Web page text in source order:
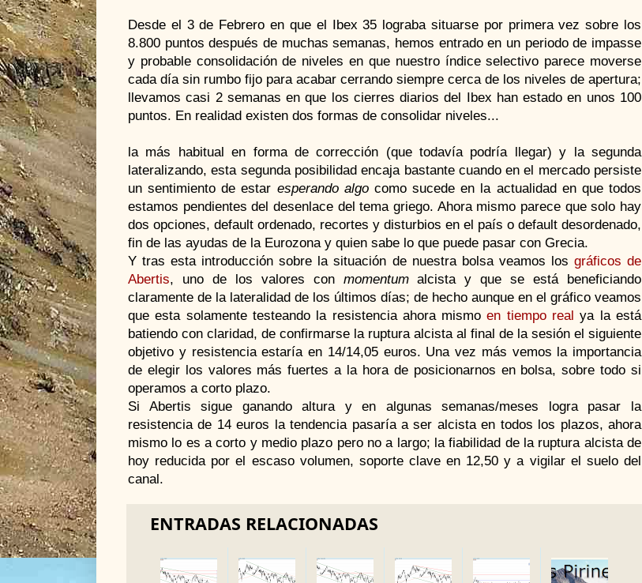
Desde el 3 de Febrero en que el Ibex 35 lograba situarse por primera vez sobre los
8.800 puntos después de muchas semanas, hemos entrado en un periodo de impasse
y probable consolidación de niveles en que nuestro índice selectivo parece moverse
cada día sin rumbo fijo para acabar cerrando siempre cerca de los niveles de apertura;
llevamos casi 2 semanas en que los cierres diarios del Ibex han estado en unos 100
puntos. En realidad existen dos formas de consolidar niveles...
la más habitual en forma de corrección (que todavía podría llegar) y la segunda
lateralizando, esta segunda posibilidad encaja bastante cuando en el mercado persiste
un sentimiento de estar esperando algocomo sucede en la actualidad en que todos
estamos pendientes del desenlace del tema griego. Ahora mismo parece que solo hay
dos opciones, default ordenado, recortes y disturbios en el país o default desordenado,
fin de las ayudas de la Eurozona y quien sabe lo que puede pasar con Grecia.
Y tras esta introducción sobre la situación de nuestra bolsa veamos los gráficos de
Abertis, uno de los valores con momentumalcista y que se está beneficiando
claramente de la lateralidad de los últimos días; de hecho aunque en el gráfico veamos
que esta solamente testeando la resistencia ahora mismoen tiempo real ya la está
batiendo con claridad, de confirmarse la ruptura alcista al final de la sesión el siguiente
objetivo y resistencia estaría en 14/14,05 euros. Una vez más vemos la importancia
de elegir los valores más fuertes a la hora de posicionarnos en bolsa, sobre todo si
operamos a corto plazo.
Si Abertis sigue ganando altura y en algunas semanas/meses logra pasar la
resistencia de 14 euros la tendencia pasaría a ser alcista en todos los plazos, ahora
mismo lo es a corto y medio plazo pero no a largo; la fiabilidad de la ruptura alcista de
hoy reducida por el escaso volumen, soporte clave en 12,50 y a vigilar el suelo del
canal.
ENTRADAS RELACIONADAS